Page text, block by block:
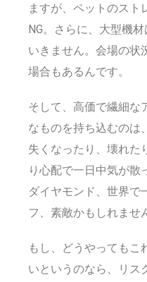
ますが、ペットのスト
NG。さらに、大型機
いきません。会場の状
場合もあるんです。
そして、高価で繊細な
なものを持ち込むのは
失くなったり、壊れた
り心配で一日中気が散
ダイヤモンド、世界で
フ、素敵かもしれませ
もし、どうやってもこ
いというのなら、リス